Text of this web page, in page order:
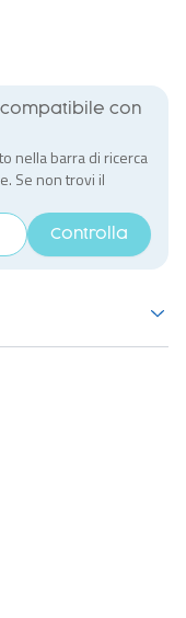
con
nella barra di ricerca
Se non trovi il
Controlla